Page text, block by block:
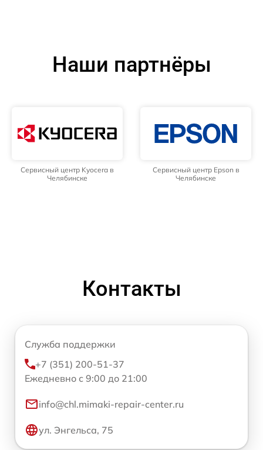
Наши партнёры
Сервисный центр Kyocera в
Челябинске
Сервисный центр Epson в
Челябинске
Контакты
Служба поддержки
+7 (351) 200-51-37
Ежедневно с 9:00 до 21:00
info@chl.mimaki-repair-center.ru
ул. Энгельса, 75